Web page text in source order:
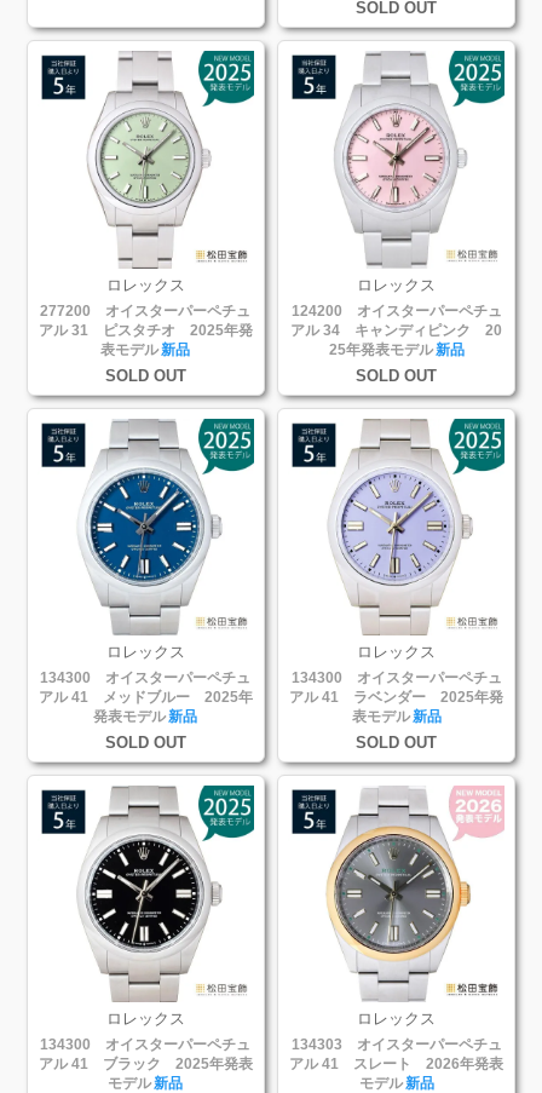
SOLD OUT
ロレックス
277200 オイスターパーペチュ
アル 31 ピスタチオ 2025年発
表モデル新品
SOLD OUT
ロレックス
124200 オイスターパーペチュ
アル 34 キャンディピンク 20
25年発表モデル新品
SOLD OUT
ロレックス
134300 オイスターパーペチュ
アル 41 メッドブルー 2025年
発表モデル新品
SOLD OUT
ロレックス
134300 オイスターパーペチュ
アル 41 ラベンダー 2025年発
表モデル新品
SOLD OUT
ロレックス
134300 オイスターパーペチュ
アル 41 ブラック 2025年発表
モデル新品
ロレックス
134303 オイスターパーペチュ
アル 41 スレート 2026年発表
モデル新品